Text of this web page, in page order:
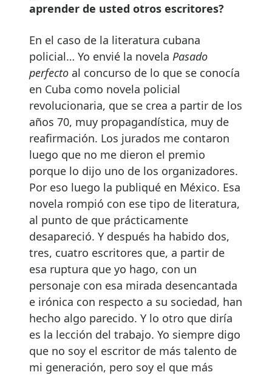
aprender de usted otros escritores?
En el caso de la literatura cubana
policial… Yo envié la novela Pasado
perfecto al concurso de lo que se conocía
en Cuba como novela policial
revolucionaria, que se crea a partir de los
años 70, muy propagandística, muy de
reafirmación. Los jurados me contaron
luego que no me dieron el premio
porque lo dijo uno de los organizadores.
Por eso luego la publiqué en México. Esa
novela rompió con ese tipo de literatura,
al punto de que prácticamente
desapareció. Y después ha habido dos,
tres, cuatro escritores que, a partir de
esa ruptura que yo hago, con un
personaje con esa mirada desencantada
e irónica con respecto a su sociedad, han
hecho algo parecido. Y lo otro que diría
es la lección del trabajo. Yo siempre digo
que no soy el escritor de más talento de
mi generación, pero soy el que más